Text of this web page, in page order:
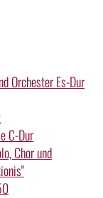
Orchester Es-Dur
C-Dur
Chor und